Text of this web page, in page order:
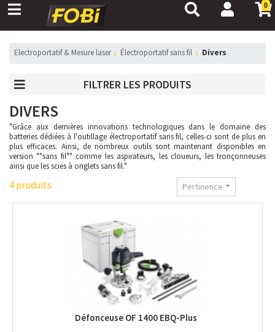
0
Electroportatif & Mesure laser électroportatif sans fil divers
FILTRER LES PRODUITS
DIVERS
"Grâce aux dernières innovations technologiques dans le domaine des
batteries dédiées à l'outillage électroportatif sans fil, celles-ci sont de plus en
plus efficaces. Ainsi, de nombreux outils sont maintenant disponibles en
version ""sans fil"" comme les aspirateurs, les cloueurs, les tronçonneuses
ainsi que les scies à onglets sans fil."
4 produits Pertinence
Défonceuse OF 1400 EBQ-Plus